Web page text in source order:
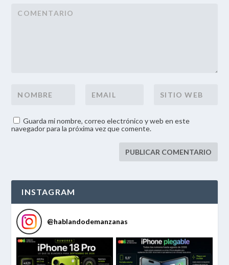
Guarda mi nombre, correo electrónico y web en este
navegador para la próxima vez que comente.
INSTAGRAM
@hablandodemanzanas